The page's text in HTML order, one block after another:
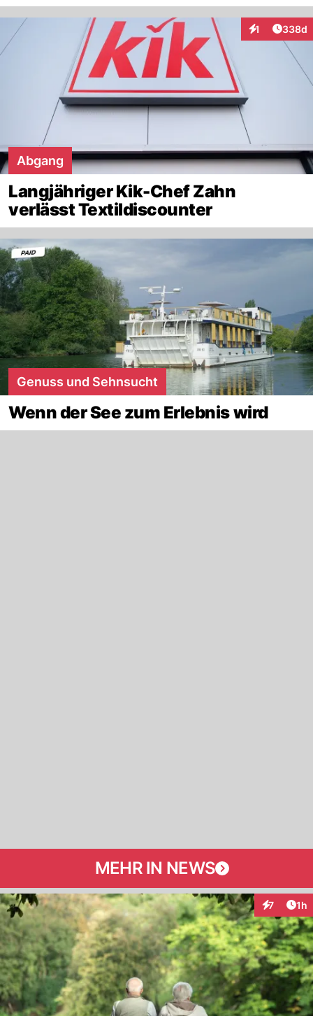
1
Interaktionen
338d
Abgang
Langjähriger Kik-Chef Zahn
verlässt Textildiscounter
Genuss und Sehnsucht
Wenn der See zum Erlebnis wird
MEHR IN NEWS
7 1h